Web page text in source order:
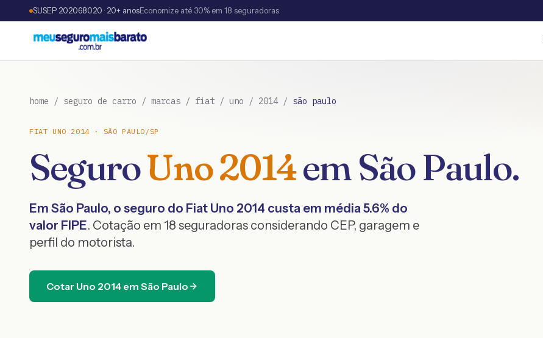
SUSEP 202068020 · 20+ anosEconomize até 30% em 18 seguradoras
home / seguro de carro / marcas / fiat / uno / 2014/ são paulo
FIAT UNO 2014· SÃO PAULO /SP
SeguroUno2014emSão Paulo.
Em São Paulo, o seguro do Fiat Uno 2014 custa em média5.6% do
valor FIPE. Cotação em 18 seguradoras considerando CEP, garagem e
perfil do motorista.
Cotar Uno 2014 em São Paulo